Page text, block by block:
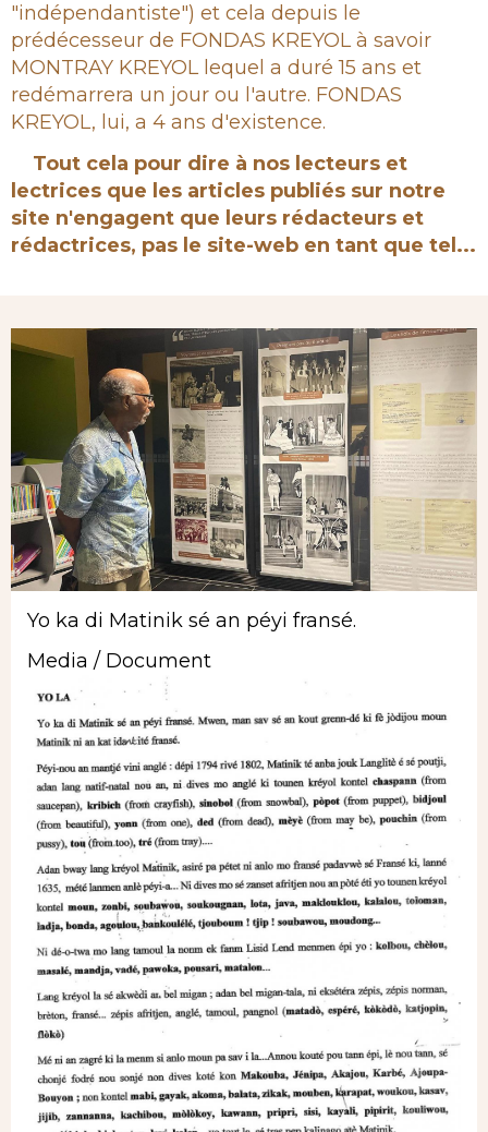
"indépendantiste") et cela depuis le
prédécesseur de FONDAS KREYOL à savoir
MONTRAY KREYOL lequel a duré 15 ans et
redémarrera un jour ou l'autre. FONDAS
KREYOL, lui, a 4 ans d'existence.
Tout cela pour dire à nos lecteurs et
lectrices que les articles publiés sur notre
site n'engagent que leurs rédacteurs et
rédactrices, pas le site-web en tant que tel...
Yo ka di Matinik sé an péyi fransé.
Media / Document
Image